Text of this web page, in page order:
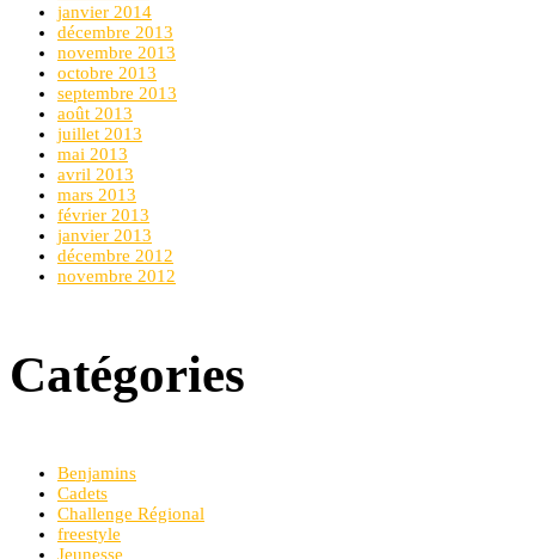
janvier 2014
décembre 2013
novembre 2013
octobre 2013
septembre 2013
août 2013
juillet 2013
mai 2013
avril 2013
mars 2013
février 2013
janvier 2013
décembre 2012
novembre 2012
Catégories
Benjamins
Cadets
Challenge Régional
freestyle
Jeunesse